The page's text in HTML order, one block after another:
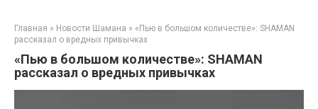
Главная » Новости Шамана » «Пью в большом количестве»: SHAMAN
рассказал о вредных привычках
«Пью в большом количестве»: SHAMAN
рассказал о вредных привычках